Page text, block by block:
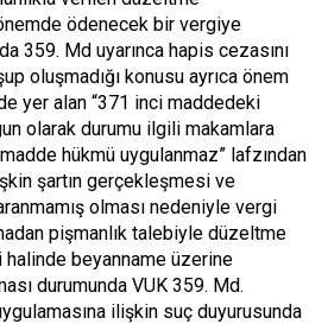
ödenecek bir vergiye
359. Md uyarınca hapis cezasını
oluşmadığı konusu ayrıca önem
yer alan “371 inci maddedeki
olarak durumu ilgili makamlara
hükmü uygulanmaz” lafzından
şartın gerçekleşmesi ve
olması nedeniyle vergi
pişmanlık talebiyle düzeltme
beyanname üzerine
durumunda VUK 359. Md.
ilişkin suç duyurusunda